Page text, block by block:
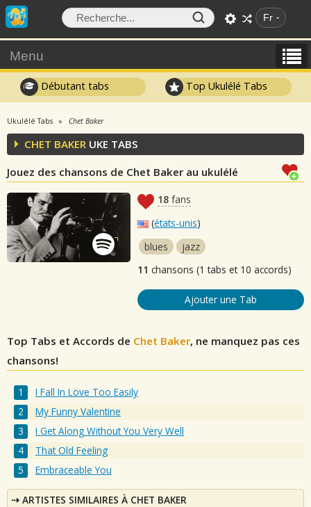
Fr
Menu
Débutant tabs Top Ukulélé Tabs
Ukulélé Tabs Chet Baker
CHET BAKER UKE TABS
Jouez des chansons de Chet Baker au ukulélé
18 fans
(états-unis)
blues
jazz
11 chansons (1 tabs et 10 accords)
Ajouter une Tab
Top Tabs et Accords de Chet Baker, ne manquez pas ces
chansons!
I Fall In Love Too Easily
My Funny Valentine
I Get Along Without You Very Well
That Old Feeling
Embraceable You
ARTISTES SIMILAIRES À CHET BAKER